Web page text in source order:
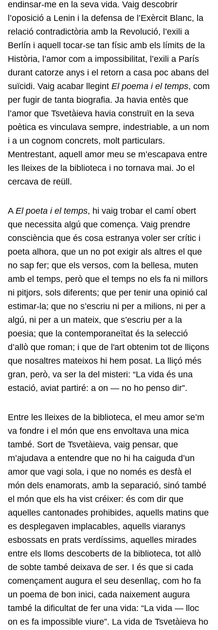
endinsar-me en la seva vida. Vaig descobrir
l’oposició a Lenin i la defensa de l’Exèrcit Blanc, la
relació contradictòria amb la Revolució, l’exili a
Berlín i aquell tocar-se tan físic amb els límits de la
Història, l’amor com a impossibilitat, l’exili a París
durant catorze anys i el retorn a casa poc abans del
suïcidi. Vaig acabar llegint El poema i el temps, com
per fugir de tanta biografia. Ja havia entès que
l’amor que Tsvetàieva havia construït en la seva
poètica es vinculava sempre, indestriable, a un nom
i a un cognom concrets, molt particulars.
Mentrestant, aquell amor meu se m’escapava entre
les lleixes de la biblioteca i no tornava mai. Jo el
cercava de reüll.
A El poeta i el temps, hi vaig trobar el camí obert
que necessita algú que comença. Vaig prendre
consciència que és cosa estranya voler ser crític i
poeta alhora, que un no pot exigir als altres el que
no sap fer; que els versos, com la bellesa, muten
amb el temps, però que el temps no els fa ni millors
ni pitjors, sols diferents; que per tenir una opinió cal
estimar-la; que no s’escriu ni per a milions, ni per a
algú, ni per a un mateix, que s’escriu per a la
poesia; que la contemporaneïtat és la selecció
d’allò que roman; i que de l'art obtenim tot de lliçons
que nosaltres mateixos hi hem posat. La lliçó més
gran, però, va ser la del misteri: “La vida és una
estació, aviat partiré: a on — no ho penso dir”.
Entre les lleixes de la biblioteca, el meu amor se’m
va fondre i el món que ens envoltava una mica
també. Sort de Tsvetàieva, vaig pensar, que
m’ajudava a entendre que no hi ha caiguda d’un
amor que vagi sola, i que no només es desfà el
món dels enamorats, amb la separació, sinó també
el món que els ha vist créixer: és com dir que
aquelles cantonades prohibides, aquells matins que
es desplegaven implacables, aquells viaranys
esbossats en prats verdíssims, aquelles mirades
entre els lloms descoberts de la biblioteca, tot allò
de sobte també deixava de ser. I és que si cada
començament augura el seu desenllaç, com ho fa
un poema de bon inici, cada naixement augura
també la dificultat de fer una vida: “La vida — lloc
on es fa impossible viure”. La vida de Tsvetàieva ho